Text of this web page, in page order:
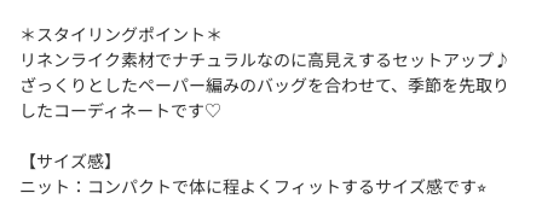
＊スタイリングポイント＊
リネンライク素材でナチュラルなのに高見えするセットアップ♪
ざっくりとしたペーパー編みのバッグを合わせて、季節を先取り
したコーディネートです♡
【サイズ感】
ニット：コンパクトで体に程よくフィットするサイズ感です⭐︎